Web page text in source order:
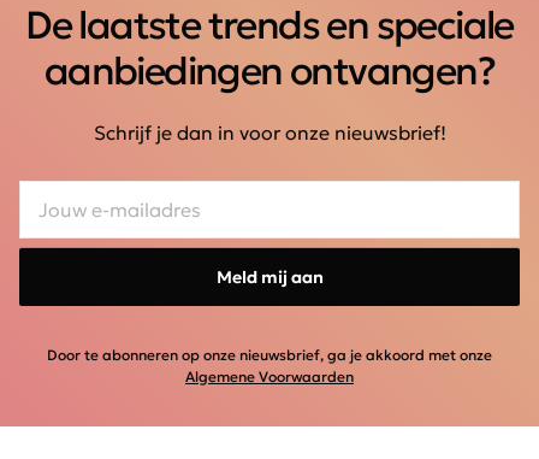
De laatste trends en speciale
aanbiedingen ontvangen?
Schrijf je dan in voor onze nieuwsbrief!
Meld mij aan
Door te abonneren op onze nieuwsbrief, ga je akkoord met onze
Algemene Voorwaarden